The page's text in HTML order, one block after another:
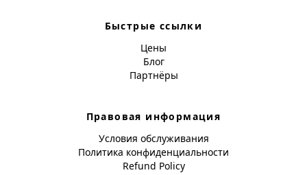
Быстрые ссылки
Цены
Блог
Партнёры
Правовая информация
Условия обслуживания
Политика конфиденциальности
Refund Policy